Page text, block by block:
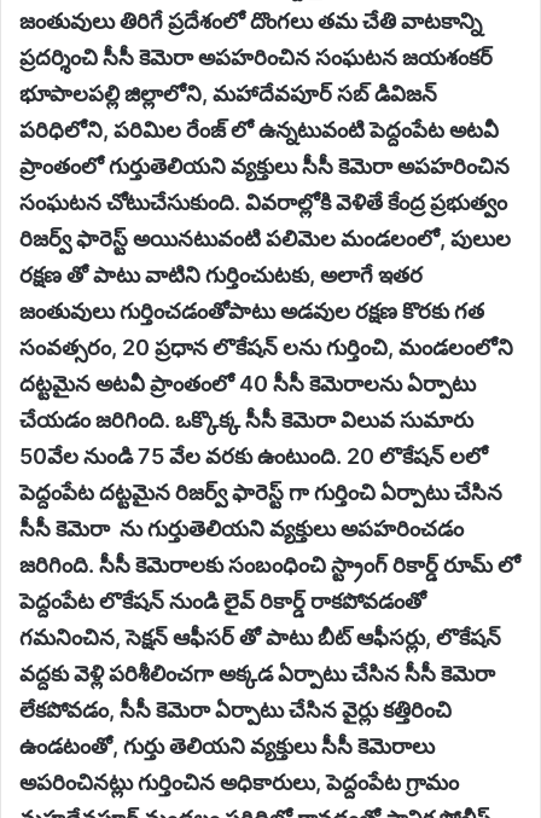
జంతువులు తిరిగే ప్రదేశంలో దొంగలు తమ చేతి వాటకాన్ని
ప్రదర్శించి సీసీ కెమెరా అపహరించిన సంఘటన జయశంకర్
భూపాలపల్లి జిల్లాలోని, మహాదేవపూర్ సబ్ డివిజన్
పరిధిలోని, పరిమిల రేంజ్ లో ఉన్నటువంటి పెద్దంపేట అటవీ
ప్రాంతంలో గుర్తుతెలియని వ్యక్తులు సీసీ కెమెరా అపహరించిన
సంఘటన చోటుచేసుకుంది. వివరాల్లోకి వెళితే కేంద్ర ప్రభుత్వం
రిజర్వ్ ఫారెస్ట్ అయినటువంటి పలిమెల మండలంలో, పులుల
రక్షణ తో పాటు వాటిని గుర్తించుటకు, అలాగే ఇతర
జంతువులు గుర్తించడంతోపాటు అడవుల రక్షణ కొరకు గత
సంవత్సరం, 20 ప్రధాన లొకేషన్ లను గుర్తించి, మండలంలోని
దట్టమైన అటవీ ప్రాంతంలో 40 సీసీ కెమెరాలను ఏర్పాటు
చేయడం జరిగింది. ఒక్కొక్క సీసీ కెమెరా విలువ సుమారు
50వేల నుండి 75 వేల వరకు ఉంటుంది. 20 లొకేషన్ లలో
పెద్దంపేట దట్టమైన రిజర్వ్ ఫారెస్ట్ గా గుర్తించి ఏర్పాటు చేసిన
సీసీ కెమెరా ను గుర్తుతెలియని వ్యక్తులు అపహరించడం
జరిగింది. సీసీ కెమెరాలకు సంబంధించి స్ట్రాంగ్ రికార్డ్ రూమ్ లో
పెద్దంపేట లొకేషన్ నుండి లైవ్ రికార్డ్ రాకపోవడంతో
గమనించిన, సెక్షన్ ఆఫీసర్ తో పాటు బీట్ ఆఫీసర్లు, లొకేషన్
వద్దకు వెళ్లి పరిశీలించగా అక్కడ ఏర్పాటు చేసిన సీసీ కెమెరా
లేకపోవడం, సీసీ కెమెరా ఏర్పాటు చేసిన వైర్లు కత్తిరించి
ఉండటంతో, గుర్తు తెలియని వ్యక్తులు సీసీ కెమెరాలు
అపరించినట్లు గుర్తించిన అధికారులు, పెద్దంపేట గ్రామం